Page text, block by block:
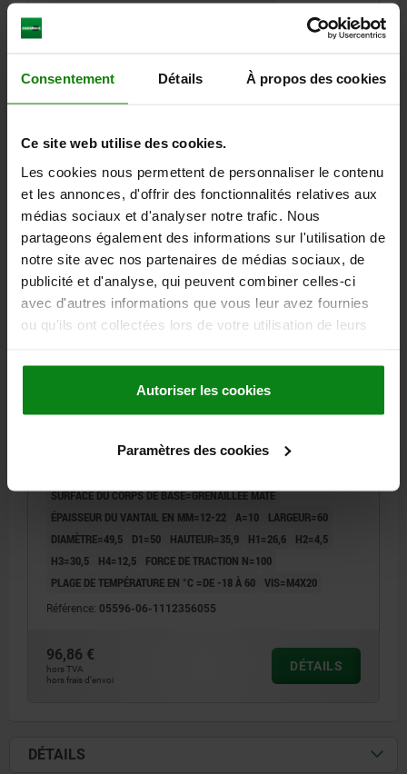
Consentement Détails À propos des cookies
Ce site web utilise des cookies.
Les cookies nous permettent de personnaliser le contenu
et les annonces, d'offrir des fonctionnalités relatives aux
médias sociaux et d'analyser notre trafic. Nous
partageons également des informations sur l'utilisation de
notre site avec nos partenaires de médias sociaux, de
publicité et d'analyse, qui peuvent combiner celles-ci
avec d'autres informations que vous leur avez fournies
ou qu'ils ont collectées lors de votre utilisation de leurs
Autoriser les cookies
Paramètres des cookies
LARGEUR=60
H3=30,5 H4=23
FORCE DE TRACTION N=100
96,86 €
hors frais d’envoi
DÉTAILS
05596-06 A
SURFACE DU CORPS DE BASE=GRENAILLÉE MATE
ÉPAISSEUR DU VANTAIL EN MM=12-22 A=10
LARGEUR=60
DIAMÈTRE=49,5
D1=50 HAUTEUR=35,9 H1=26,6
H2=4,5
H3=30,5
H4=12,5
FORCE DE TRACTION N=100
PLAGE DE TEMPÉRATURE EN °C =DE -18 À 60 VIS=M4X20
Référence: 05596-06-1112356055
96,86 €
hors TVA
hors frais d’envoi
DÉTAILS
DÉTAILS